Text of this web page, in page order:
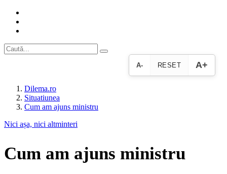
A- RESET A+
Dilema.ro
Situatiunea
Cum am ajuns ministru
Nici așa, nici altminteri
Cum am ajuns ministru